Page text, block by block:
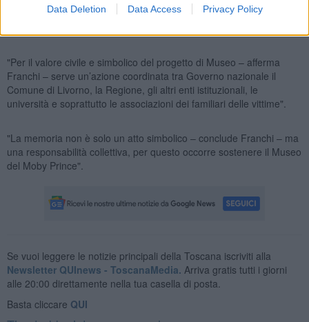
Data Deletion Data Access Privacy Policy
percorso istituzionale già avviato anche a livello nazionale con una
"Per il valore civile e simbolico del progetto di Museo – afferma
Franchi – serve un’azione coordinata tra Governo nazionale il
Comune di Livorno, la Regione, gli altri enti istituzionali, le
università e soprattutto le associazioni dei familiari delle vittime".
"La memoria non è solo un atto simbolico – conclude Franchi – ma
una responsabilità collettiva, per questo occorre sostenere il Museo
del Moby Prince".
Se vuoi leggere le notizie principali della Toscana iscriviti alla
Newsletter QUInews - ToscanaMedia. Arriva gratis tutti i giorni
alle 20:00 direttamente nella tua casella di posta.
Basta cliccare QUI